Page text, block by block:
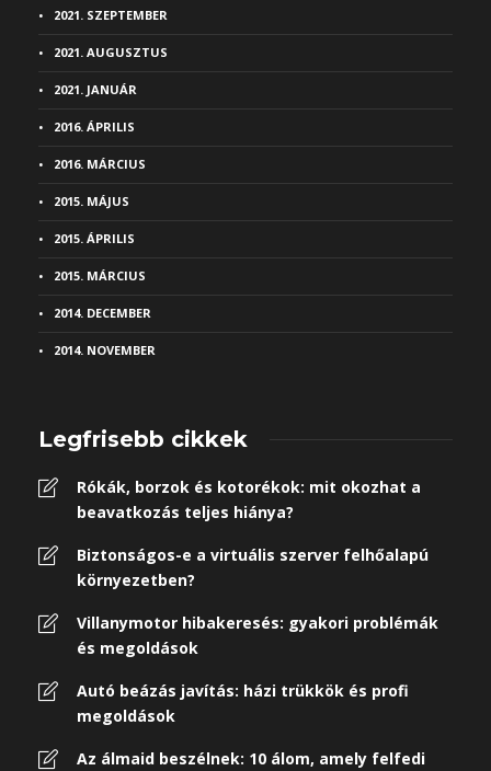
2021. SZEPTEMBER
2021. AUGUSZTUS
2021. JANUÁR
2016. ÁPRILIS
2016. MÁRCIUS
2015. MÁJUS
2015. ÁPRILIS
2015. MÁRCIUS
2014. DECEMBER
2014. NOVEMBER
Legfrisebb cikkek
Rókák, borzok és kotorékok: mit okozhat a
beavatkozás teljes hiánya?
Biztonságos-e a virtuális szerver felhőalapú
környezetben?
Villanymotor hibakeresés: gyakori problémák
és megoldások
Autó beázás javítás: házi trükkök és profi
megoldások
Az álmaid beszélnek: 10 álom, amely felfedi